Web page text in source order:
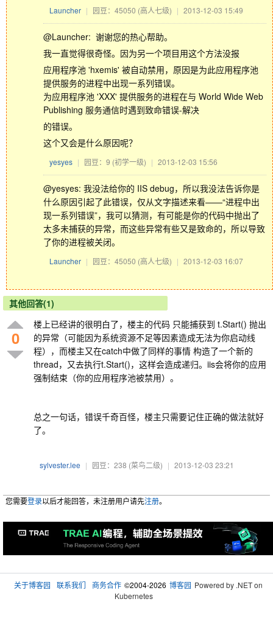
Launcher | 园豆：45050 (高人七级) | 2013-12-03 15:49
@Launcher: 谢谢您的热心帮助。
我一直觉得很奇怪。因为另一个项目用这个方法没报
应用程序池 'hxemis' 被自动禁用，原因是为此应用程序池
提供服务的进程中出现一系列错误。
为应用程序池 'XXX' 提供服务的进程在与 World Wide Web
Publishing 服务通信时遇到致命错误-解决
的错误。
这个又会是什么原因呢？
yesyes | 园豆：9 (初学一级) | 2013-12-03 15:56
@yesyes: 我没法给你的 IIS debug，所以我没法告诉你是
什么原因引起了此错误，仅从文字描述来看——“进程中出
现一系列错误”，我可以猜测，有可能是你的代码中抛出了
太多未捕获的异常，而这些异常有些又是致命的，所以导致
了你的进程被关闭。
Launcher | 园豆：45050 (高人七级) | 2013-12-03 16:07
其他回答(1)
0
楼上已经讲的很明白了，楼主的代码 只能捕获到 t.Start() 抛出
的异常（可能因为系统资源不足等因素造成无法为你启动线
程），而楼主又在catch中做了同样的事情 构造了一个新的
thread，又去执行t.Start()，这样会造成递归。iis会将你的应用
强制结束（你的应用程序池被禁用）。
总之一句话，错误千奇百怪，楼主只需要记住正确的做法就好
了。
sylvester.lee | 园豆：238 (菜鸟二级) | 2013-12-03 23:21
您需要登录以后才能回答，未注册用户请先注册。
关于博客园 联系我们 商务合作 ©2004-2026 博客园 Powered by .NET on
Kubernetes